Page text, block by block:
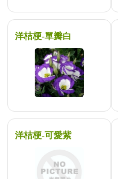
洋桔梗-單瓣白
洋桔梗-可愛紫